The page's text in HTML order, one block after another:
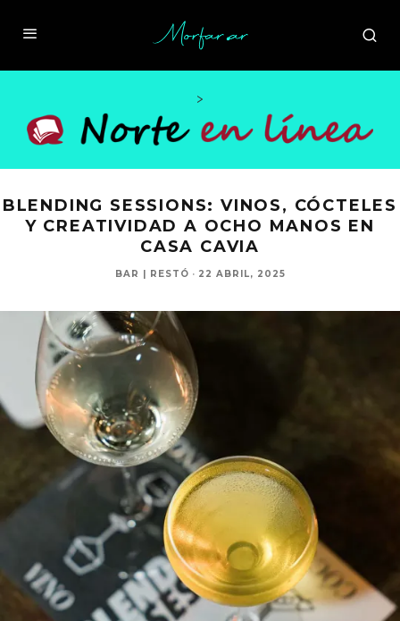
>
BLENDING SESSIONS: VINOS, CÓCTELES
Y CREATIVIDAD A OCHO MANOS EN
CASA CAVIA
BAR | RESTÓ · 22 ABRIL, 2025